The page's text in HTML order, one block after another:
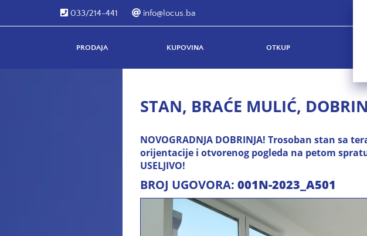
033/214-441 info@locus.ba
PRODAJA KUPOVINA OTKUP
STAN, BRAĆE MULIĆ,
NOVOGRADNJA DOBRINJA! Trosoban stan sa
orijentacije i otvorenog pogleda na petom
USELJIVO!
BROJ UGOVORA: 001N-2023_A501